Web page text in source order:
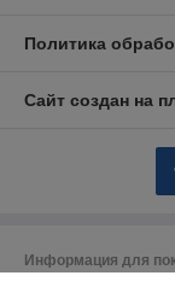
Политика
Сайт создан на
Информация для